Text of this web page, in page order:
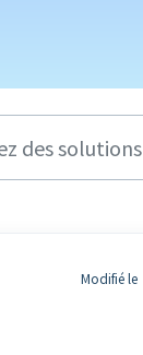
Modifié le